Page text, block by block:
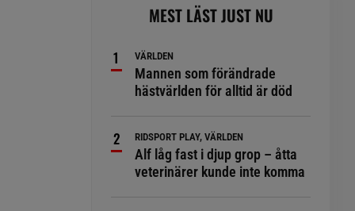
MEST LÄST JUST NU
VÄRLDEN
Mannen som förändrade
hästvärlden för alltid är död
RIDSPORT PLAY, VÄRLDEN
Alf låg fast i djup grop – åtta
veterinärer kunde inte komma